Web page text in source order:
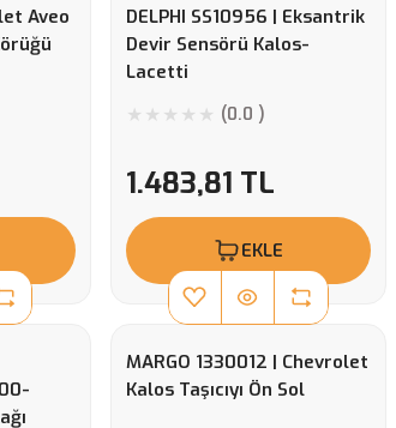
Aveo
DELPHI SS10956 | Eksantrik
Devir Sensörü Kalos-
Lacetti
(0.0 )
1.483,81 TL
EKLE
MARGO 1330012 | Chevrolet
Kalos Taşıcıyı Ön Sol